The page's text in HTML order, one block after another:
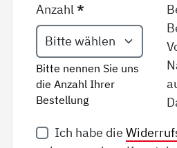
Anzahl*
Bitte nennen Sie uns
die Anzahl Ihrer
Bestellung
Ich habe die